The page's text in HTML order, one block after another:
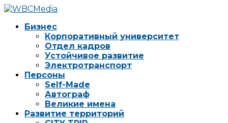
Бизнес
Корпоративный университет
Отдел кадров
Устойчивое развитие
Электротранспорт
Персоны
Self-Made
Автограф
Великие имена
Развитие территорий